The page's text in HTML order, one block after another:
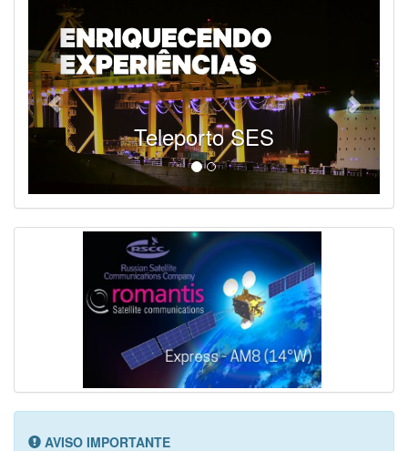
SES - Fornecendo Esportes Ao Vivo
AVISO IMPORTANTE